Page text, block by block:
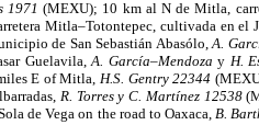
1971(MEXU); 10 km al N de Mitla,
Mitla–Totontepec, cultivada en el
de San Sebastián Abasólo,A.
Guelavila,A. García–Mendoza y H.
E of Mitla,H.S. Gentry 22344
R. Torres y C. Martínez 12538
de Vega on the road to Oaxaca, B.